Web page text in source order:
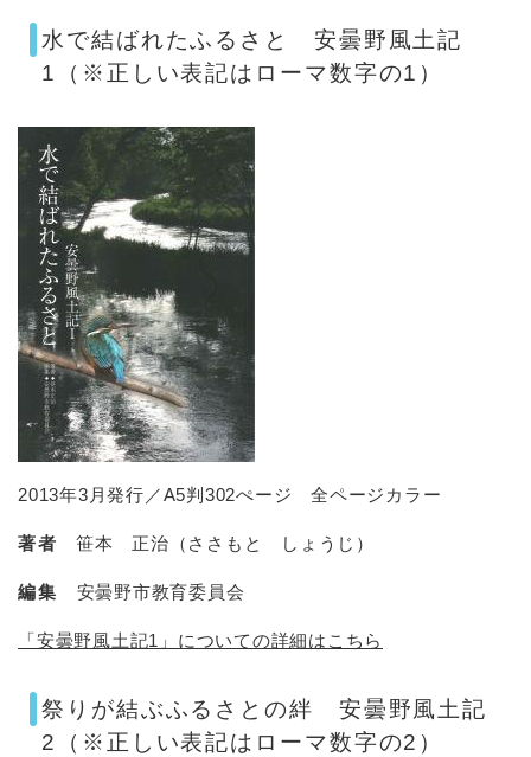
水で結ばれたふるさと 安曇野風土記
1（※正しい表記はローマ数字の1）
2013年3月発行／A5判302ぺージ 全ページカラー
著者 笹本 正治（ささもと しょうじ）
編集 安曇野市教育委員会
「安曇野風土記1」についての詳細はこちら
祭りが結ぶふるさとの絆 安曇野風土記
2（※正しい表記はローマ数字の2）